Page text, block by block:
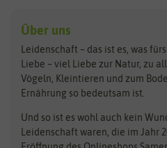
Kräutersamen
Obstsamen
Pilzbrut
Rasensamen
Steckzwiebeln
Zimmer & Kübelpflanzen
Kataloge
Benary
Bingenheimer Saatgut
Bionana
BIOWOL
Blumicorn
Über uns
Leidenschaft – das ist es, was
Liebe – viel Liebe zur Natur, zu
Vögeln, Kleintieren und zum
Ernährung so bedeutsam ist.
Und so ist es wohl auch kein
Leidenschaft waren, die im Jahr